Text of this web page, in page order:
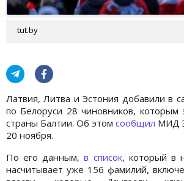
tut.by
Латвия, Литва и Эстония добавили в
по Белоруси 28 чиновников,
страны Балтии. Об этом сообщил МИД
20 ноября.
По его данным,в список, который в
насчитывает уже 156 фамилий,